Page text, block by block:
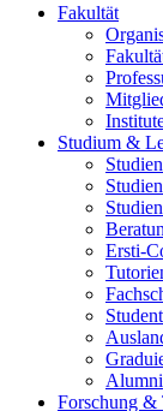
Fakultät
Studium &
Ersti-
Alumni
Forschung &